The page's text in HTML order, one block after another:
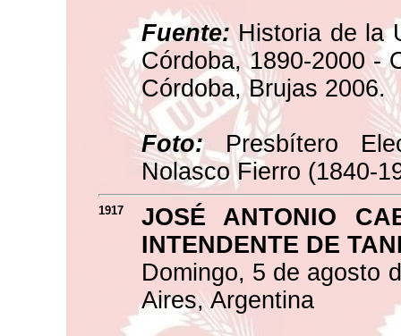
Fuente: Historia de la
Córdoba, 1890-2000 -
Córdoba, Brujas 2006.
Foto:Presbítero
Nolasco Fierro (1840-
1917
JOSÉ ANTONIO
INTENDENTE DE
Domingo, 5 de agosto
Aires, Argentina